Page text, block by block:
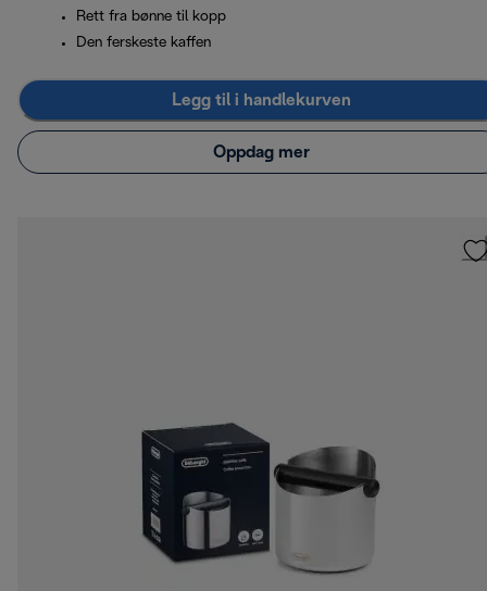
Rett fra bønne til kopp
Den ferskeste kaffen
Legg til i handlekurven
Oppdag mer